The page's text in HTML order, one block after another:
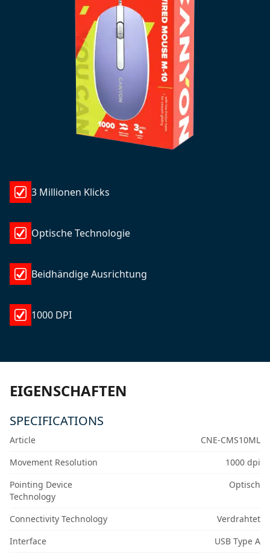
3 Millionen Klicks
Optische Technologie
Beidhändige Ausrichtung
1000 DPI
EIGENSCHAFTEN
SPECIFICATIONS
Article
CNE-CMS10ML
Movement Resolution
1000 dpi
Pointing Device
Technology
Optisch
Connectivity Technology
Verdrahtet
Interface
USB Type A